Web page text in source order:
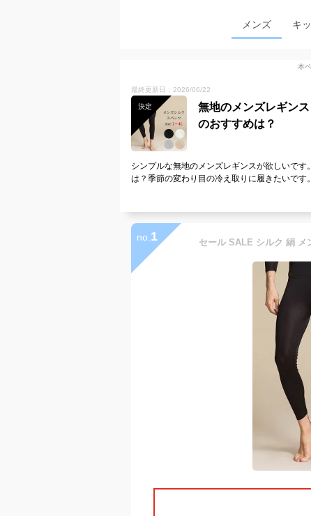
メンズ キ
本
最終更新日：2026/06/22
決定
無地のメンズレギン
のおすすめは？
シンプルな無地のメンズレギンスが欲しいで
は？季節の変わり目の冷え取りに履きたいで
no. 1